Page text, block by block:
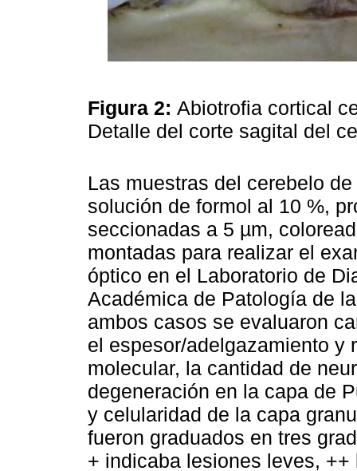
Figura 2: Abiotrofia cortical
Detalle del corte sagital del
Las muestras del cerebelo
solución de formol al 10 %,
seccionadas a 5 µm,
montadas para realizar el
óptico en el Laboratorio de
Académica de Patología de
ambos casos se evaluaron
el espesor/adelgazamiento y
molecular, la cantidad de
degeneración en la capa de
y celularidad de la capa
fueron graduados en tres
+ indicaba lesiones leves,